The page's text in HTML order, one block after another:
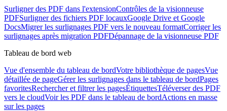
Surligner des PDF dans l'extensionContrôles de la visionneuse
PDFSurligner des fichiers PDF locauxGoogle Drive et Google
DocsMigrer les surlignages PDF vers le nouveau formatCorriger les
surlignages après migration PDFDépannage de la visionneuse PDF
Tableau de bord web
Vue d'ensemble du tableau de bordVotre bibliothèque de pagesVue
détaillée de pageGérer les surlignages dans le tableau de bordPages
favoritesRechercher et filtrer les pagesÉtiquettesTéléverser des PDF
vers le cloudVoir les PDF dans le tableau de bordActions en masse
sur les pages